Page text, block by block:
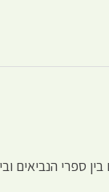
ספרי הנביאים